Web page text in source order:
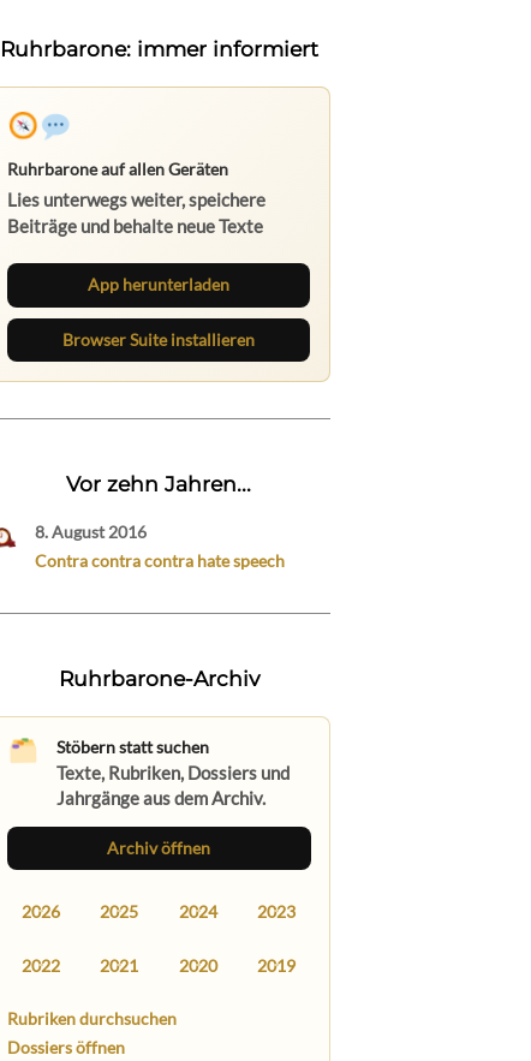
Ruhrbarone: immer informiert
Ruhrbarone auf allen Geräten
Lies unterwegs weiter, speichere
Beiträge und behalte neue Texte
App herunterladen
Browser Suite installieren
Vor zehn Jahren...
8. August 2016
Contra contra contra hate speech
Ruhrbarone-Archiv
Stöbern statt suchen
Texte, Rubriken, Dossiers und
Jahrgänge aus dem Archiv.
Archiv öffnen
2026 2025 2024 2023
2022 2021 2020 2019
Rubriken durchsuchen
Dossiers öffnen